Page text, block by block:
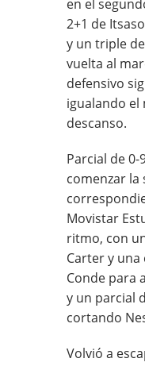
en el
2+1 de
y un triple
vuelta al
defensivo
igualando el
descanso.
Parcial de 0-
comenzar la
Movistar
ritmo, con
Carter y una
Conde para
y un parcial
cortando
Volvió a